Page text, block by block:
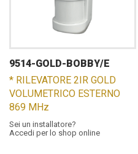
9514-GOLD-BOBBY/E
* RILEVATORE 2IR GOLD
VOLUMETRICO ESTERNO
869 MHz
Sei un installatore?
Accedi per lo shop online